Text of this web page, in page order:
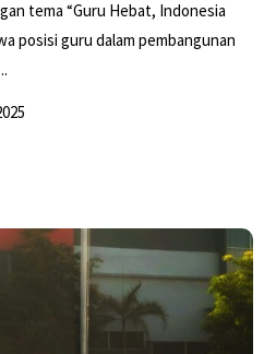
tema “Guru Hebat, Indonesia
posisi guru dalam pembangunan